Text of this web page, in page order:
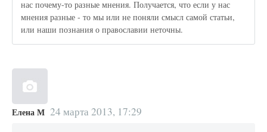
нас почему-то разные мнения. Получается, что если у нас
мнения разные - то мы или не поняли смысл самой статьи,
или наши познания о православии неточны.
Елена М 24 марта 2013, 17:29